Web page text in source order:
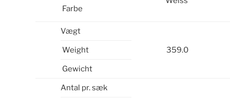
Farbe
Vægt
359.0
Weight
Gewicht
Antal pr. sæk